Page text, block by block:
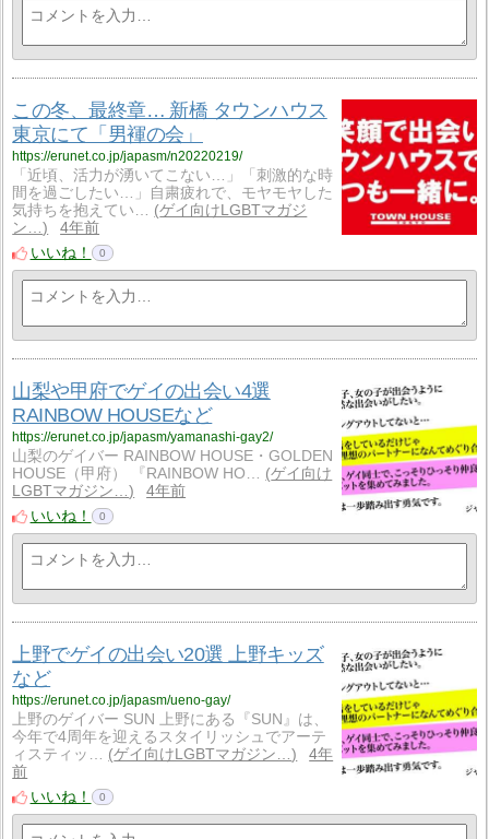
この冬、最終章… 新橋 タウンハウス
東京にて「男褌の会」
https://erunet.co.jp/japasm/n20220219/
「近頃、活力が湧いてこない…」「刺激的な時
間を過ごしたい…」自粛疲れで、モヤモヤした
気持ちを抱えてい…
ゲイ向けLGBTマガジ
ン…
4年前
いいね！
0
山梨や甲府でゲイの出会い4選
RAINBOW HOUSEなど
https://erunet.co.jp/japasm/yamanashi-gay2/
山梨のゲイバー RAINBOW HOUSE・GOLDEN
HOUSE（甲府） 『RAINBOW HO…
ゲイ向け
LGBTマガジン…
4年前
いいね！
0
上野でゲイの出会い20選 上野キッズ
など
https://erunet.co.jp/japasm/ueno-gay/
上野のゲイバー SUN 上野にある『SUN』は、
今年で4周年を迎えるスタイリッシュでアーテ
ィスティッ…
ゲイ向けLGBTマガジン…
4年
前
いいね！
0